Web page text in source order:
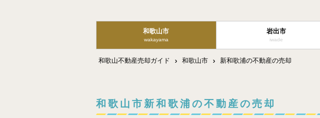
和歌山市
wakayama
岩出市
iwade
和歌山不動産売却ガイド 和歌山市 新和歌浦の不動産の売却
和歌山市新和歌浦の不動産の売却